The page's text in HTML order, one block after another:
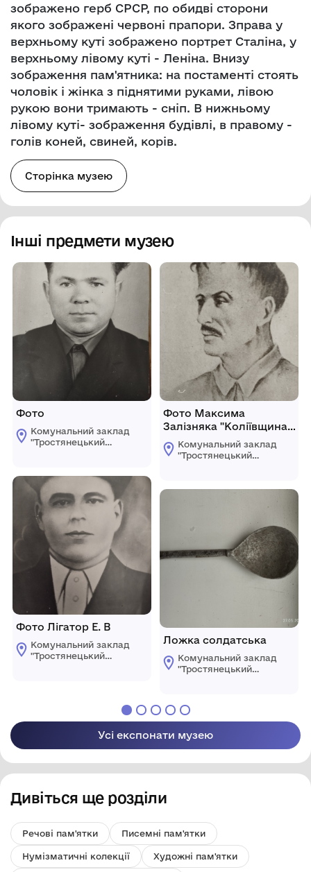
зображено герб СРСР, по обидві сторони
якого зображені червоні прапори. Зправа у
верхньому куті зображено портрет Сталіна, у
верхньому лівому куті - Леніна. Внизу
зображення пам'ятника: на постаменті стоять
чоловік і жінка з піднятими руками, лівою
рукою вони тримають - сніп. В нижньому
лівому куті- зображення будівлі, в правому -
голів коней, свиней, корів.
Сторінка музею
Інші предмети музею
Фото
Комунальний заклад
"Тростянецький
Фото Лігатор Е. В
Комунальний заклад
"Тростянецький
Фото Максима
Залізняка "Коліївщина"
1768 р.Комунальний заклад
"Тростянецький
Ложка солдатська
Комунальний заклад
"Тростянецький
Усі експонати музею
Дивіться ще розділи
Речові пам'ятки Писемні пам'ятки
Нумізматичні колекції Художні пам'ятки